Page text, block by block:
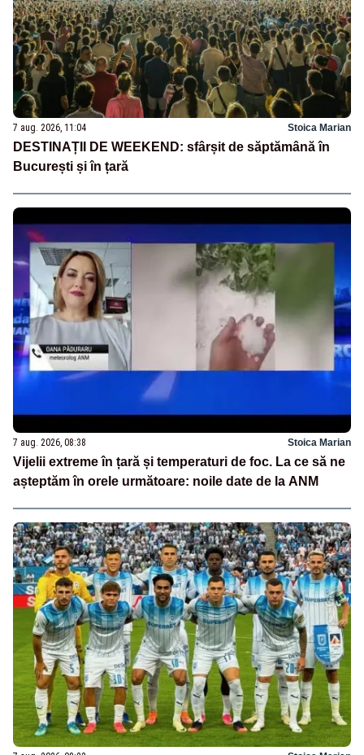
7 aug. 2026, 11:04 Stoica Marian
DESTINAȚII DE WEEKEND: sfârșit de săptămână în
București și în țară
7 aug. 2026, 08:38 Stoica Marian
Vijelii extreme în țară și temperaturi de foc. La ce să ne
așteptăm în orele următoare: noile date de la ANM